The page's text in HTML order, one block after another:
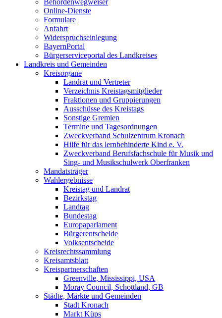
Behördenwegweiser
Online-Dienste
Formulare
Anfahrt
Widerspruchseinlegung
BayernPortal
Bürgerserviceportal des Landkreises
Landkreis und Gemeinden
Kreisorgane
Landrat und Vertreter
Verzeichnis Kreistagsmitglieder
Fraktionen und Gruppierungen
Ausschüsse des Kreistags
Sonstige Gremien
Termine und Tagesordnungen
Zweckverband Schulzentrum Kronach
Hilfe für das lernbehinderte Kind e. V.
Zweckverband Berufsfachschule für Musik und
Sing- und Musikschulwerk Oberfranken
Mandatsträger
Wahlergebnisse
Kreistag und Landrat
Bezirkstag
Landtag
Bundestag
Europaparlament
Bürgerentscheide
Volksentscheide
Kreisrechtssammlung
Kreisamtsblatt
Kreispartnerschaften
Greenville, Mississippi, USA
Moray Council, Schottland, GB
Städte, Märkte und Gemeinden
Stadt Kronach
Markt Küps